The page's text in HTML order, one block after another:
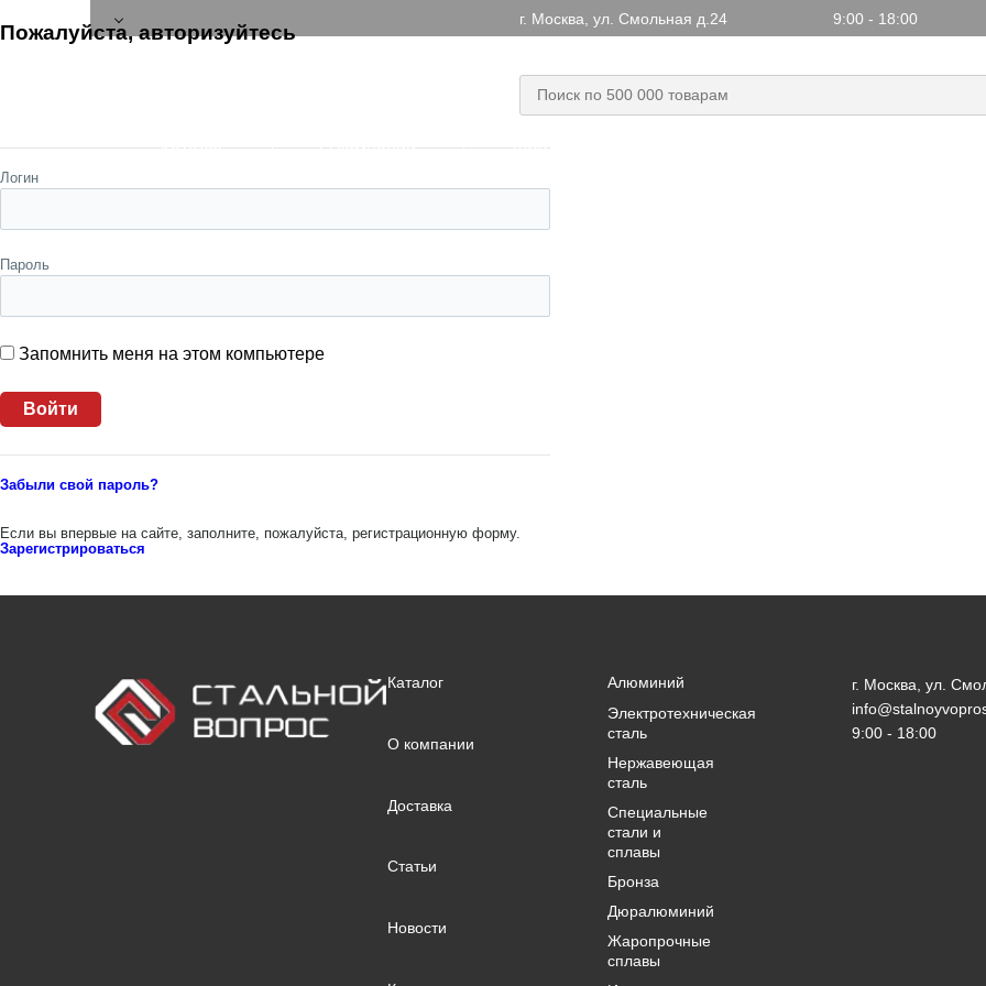
г. Москва, ул. Смольная д.24 9:00 - 18:00
Каталог О компании Доставка
Пожалуйста, авторизуйтесь
Логин
Пароль
Запомнить меня на этом компьютере
Забыли свой пароль?
Если вы впервые на сайте, заполните, пожалуйста, регистрационную форму.
Зарегистрироваться
Каталог
О компании
Доставка
Статьи
Новости
Алюминий
Электротехническая
сталь
Нержавеющая
сталь
Специальные
стали и
сплавы
Бронза
Дюралюминий
Жаропрочные
сплавы
г. Москва, ул.
9:00 - 18:00